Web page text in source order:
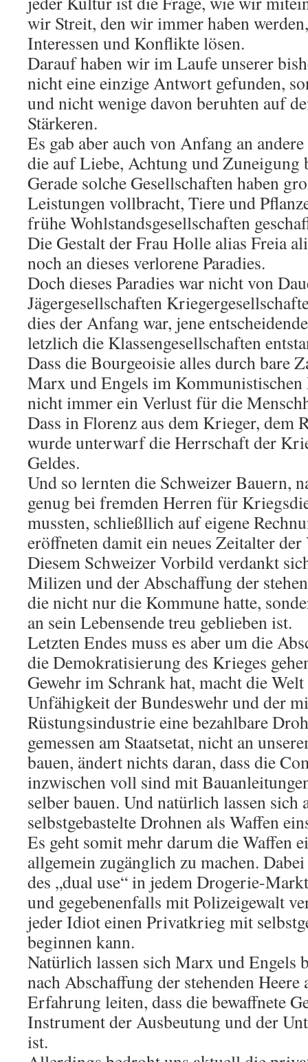
wir Streit, den wir immer haben
Interessen und Konflikte lösen.
Darauf haben wir im Laufe unserer
nicht eine einzige Antwort gefunden,
und nicht wenige davon beruhten auf
Stärkeren.
Es gab aber auch von Anfang an
die auf Liebe, Achtung und Zuneigung
Gerade solche Gesellschaften haben
Leistungen vollbracht, Tiere und
frühe Wohlstandsgesellschaften
Die Gestalt der Frau Holle alias Freia
noch an dieses verlorene Paradies.
Doch dieses Paradies war nicht von
Jägergesellschaften
dies der Anfang war, jene
letzlich die Klassengesellschaften
Dass die Bourgeoisie alles durch bare
Marx und Engels im
nicht immer ein Verlust für die
Dass in Florenz aus dem Krieger, dem
wurde unterwarf die Herrschaft der
Geldes.
Und so lernten die Schweizer Bauern,
genug bei fremden Herren für
mussten, schließllich auf eigene
eröffneten damit ein neues Zeitalter
Diesem Schweizer Vorbild verdankt
Milizen und der Abschaffung der
die nicht nur die Kommune hatte,
an sein Lebensende treu geblieben ist.
Letzten Endes muss es aber um die
die Demokratisierung des Krieges
Gewehr im Schrank hat, macht die
Unfähigkeit der Bundeswehr und der
Rüstungsindustrie eine bezahlbare
gemessen am Staatsetat, nicht an
bauen, ändert nichts daran, dass die
inzwischen voll sind mit
selber bauen. Und natürlich lassen sich
selbstgebastelte Drohnen als Waffen
Es geht somit mehr darum die Waffen
allgemein zugänglich zu machen.
des „dual use“ in jedem Drogerie-
und gegebenenfalls mit Polizeigewalt
jeder Idiot einen Privatkrieg mit
beginnen kann.
Natürlich lassen sich Marx und Engels
nach Abschaffung der stehenden Heere
Erfahrung leiten, dass die bewaffnete
Instrument der Ausbeutung und der
ist.